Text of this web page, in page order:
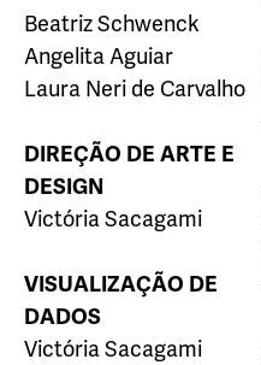
Beatriz Schwenck
Angelita Aguiar
Laura Neri de Carvalho
DIREÇÃO DE ARTE E
DESIGN
Victória Sacagami
VISUALIZAÇÃO DE
DADOS
Victória Sacagami